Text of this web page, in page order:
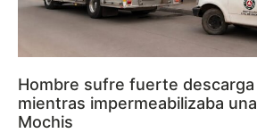
Hombre sufre fuerte
mientras impermeabilizaba
Mochis